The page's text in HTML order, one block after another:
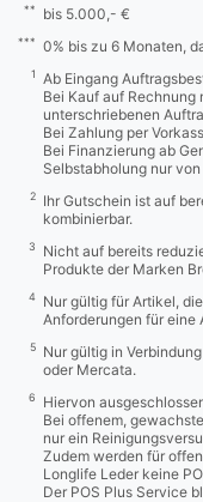
** bis 5.000,- €
*** 0% bis zu 6 Monaten,
1
Ab Eingang
Bei Kauf auf Rechnung
unterschriebenen
Bei Zahlung per
Bei Finanzierung ab
Selbstabholung nur
2
Ihr Gutschein ist auf
kombinierbar.
3
Nicht auf bereits
Produkte der Marken
4
Nur gültig für Artikel,
Anforderungen für eine
5
Nur gültig in
oder Mercata.
6
Hiervon
Bei offenem,
nur ein
Zudem werden für
Longlife Leder keine
Der POS Plus Service